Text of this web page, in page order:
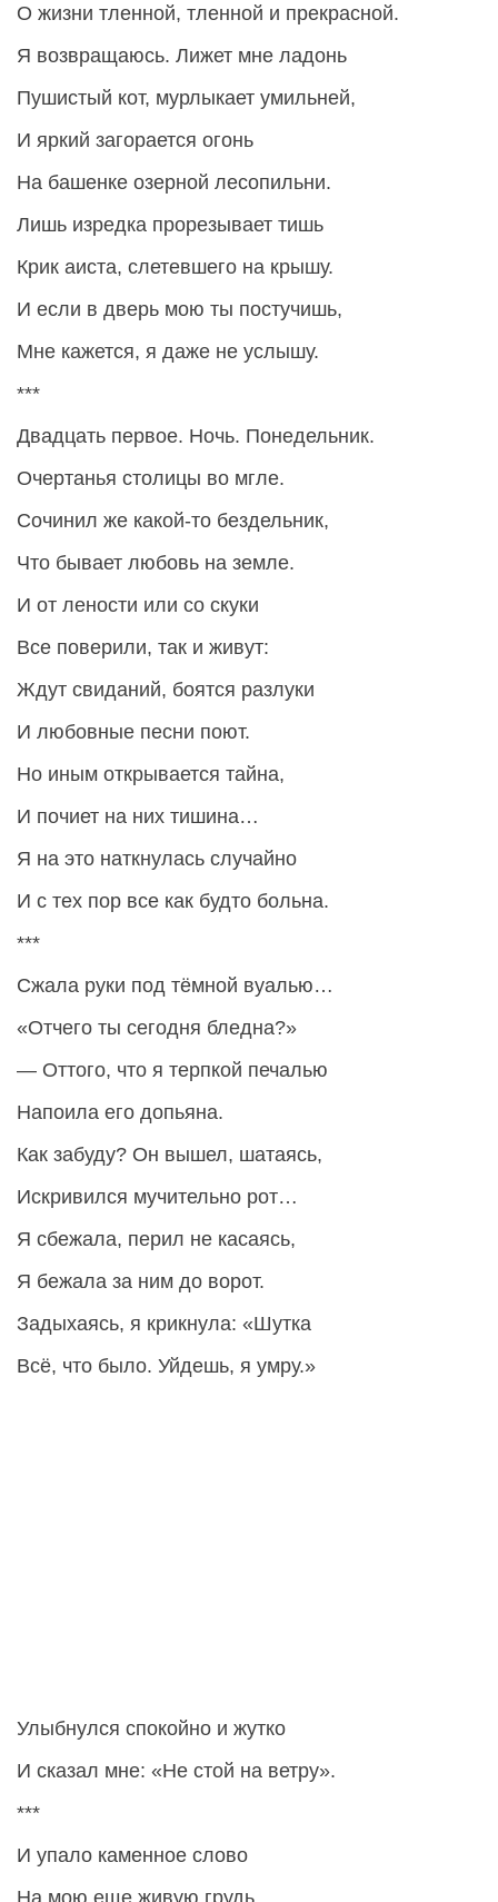
О жизни тленной, тленной и прекрасной.
Я возвращаюсь. Лижет мне ладонь
Пушистый кот, мурлыкает умильней,
И яркий загорается огонь
На башенке озерной лесопильни.
Лишь изредка прорезывает тишь
Крик аиста, слетевшего на крышу.
И если в дверь мою ты постучишь,
Мне кажется, я даже не услышу.
***
Двадцать первое. Ночь. Понедельник.
Очертанья столицы во мгле.
Сочинил же какой-то бездельник,
Что бывает любовь на земле.
И от лености или со скуки
Все поверили, так и живут:
Ждут свиданий, боятся разлуки
И любовные песни поют.
Но иным открывается тайна,
И почиет на них тишина…
Я на это наткнулась случайно
И с тех пор все как будто больна.
***
Сжала руки под тёмной вуалью…
«Отчего ты сегодня бледна?»
— Оттого, что я терпкой печалью
Напоила его допьяна.
Как забуду? Он вышел, шатаясь,
Искривился мучительно рот…
Я сбежала, перил не касаясь,
Я бежала за ним до ворот.
Задыхаясь, я крикнула: «Шутка
Всё, что было. Уйдешь, я умру.»
Улыбнулся спокойно и жутко
И сказал мне: «Не стой на ветру».
***
И упало каменное слово
На мою еще живую грудь.